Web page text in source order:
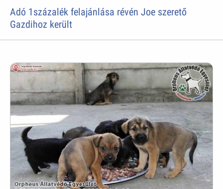
Adó 1százalék felajánlása révén Joe szerető
Gazdihoz került